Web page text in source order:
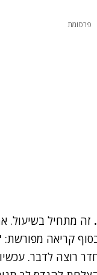
פרסומת
זה מתחיל בשיעול.
קריאה מפורשת:
רוצה לדבר.